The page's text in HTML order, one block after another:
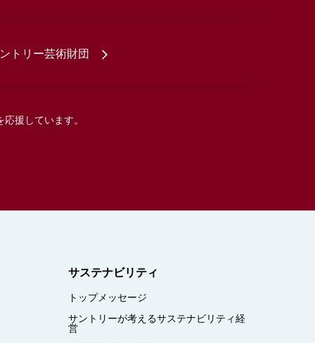
トリー芸術財団
援しています。
サステナビリティ
トップメッセージ
サントリーが考えるサステナビリティ経
営